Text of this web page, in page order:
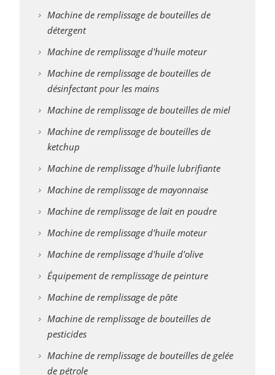
Machine de remplissage de bouteilles de
détergent
Machine de remplissage d'huile moteur
Machine de remplissage de bouteilles de
désinfectant pour les mains
Machine de remplissage de bouteilles de miel
Machine de remplissage de bouteilles de
ketchup
Machine de remplissage d'huile lubrifiante
Machine de remplissage de mayonnaise
Machine de remplissage de lait en poudre
Machine de remplissage d'huile moteur
Machine de remplissage d'huile d'olive
Équipement de remplissage de peinture
Machine de remplissage de pâte
Machine de remplissage de bouteilles de
pesticides
Machine de remplissage de bouteilles de gelée
de pétrole